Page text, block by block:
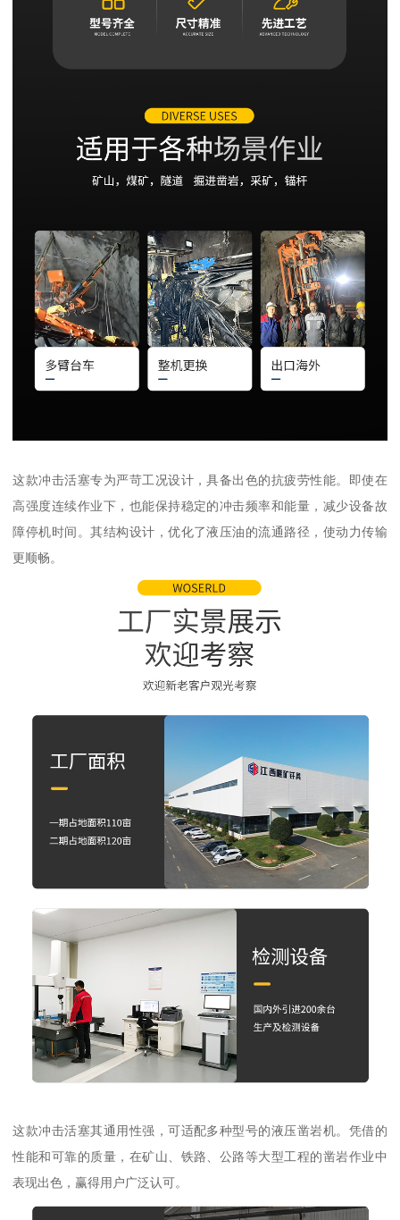
这款冲击活塞专为严苛工况设计，具备出色的抗疲劳性能。即使在
高强度连续作业下，也能保持稳定的冲击频率和能量，减少设备故
障停机时间。其结构设计，优化了液压油的流通路径，使动力传输
更顺畅。
这款冲击活塞其通用性强，可适配多种型号的液压凿岩机。凭借的
性能和可靠的质量，在矿山、铁路、公路等大型工程的凿岩作业中
表现出色，赢得用户广泛认可。